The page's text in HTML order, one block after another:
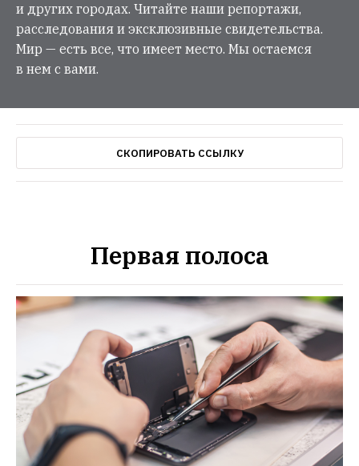
и других городах. Читайте наши репортажи,
расследования и эксклюзивные свидетельства.
Мир — есть все, что имеет место. Мы остаемся
в нем с вами.
СКОПИРОВАТЬ ССЫЛКУ
Первая полоса